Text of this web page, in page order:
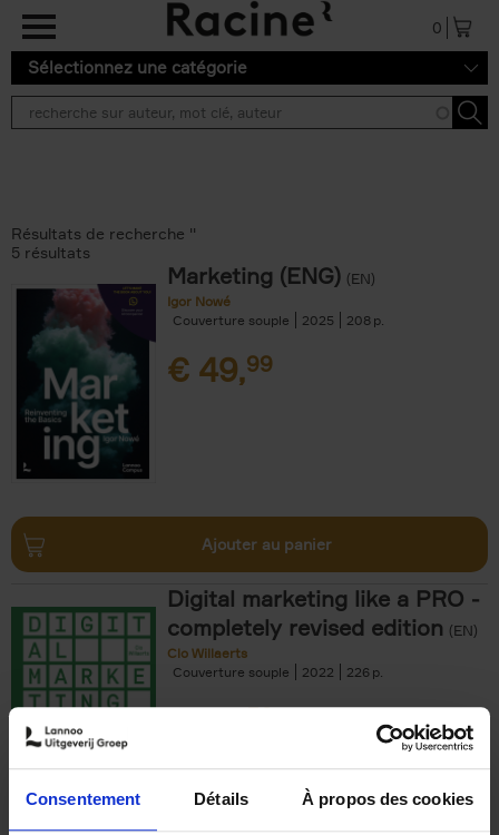
Consentement Détails À propos des cookies
Aller au contenu principal
0
Sélectionnez une catégorie
Résultats de recherche ''
5 résultats
Marketing (ENG) (EN)
Igor Nowé
Couverture souple
2025 208
€ 49,99
Ajouter au panier
Digital marketing like a PRO -
completely revised edition (EN)
Clo Willaerts
Couverture souple
2022 226
€35,50